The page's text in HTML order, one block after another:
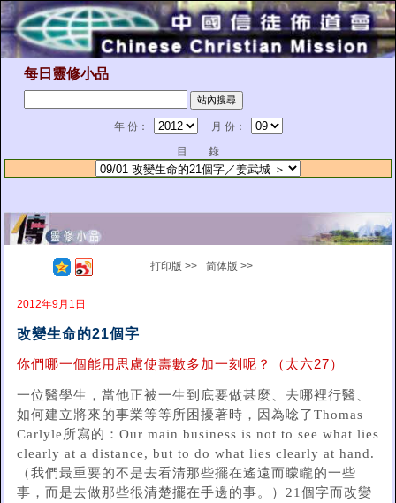
每日靈修小品
年 份：
月 份：
目 錄
打印版 >> 简体版 >>
2012年9月1日
改變生命的21個字
你們哪一個能用思慮使壽數多加一刻呢？（太六27）
一位醫學生，當他正被一生到底要做甚麼、去哪裡行醫、
如何建立將來的事業等等所困擾著時，因為唸了Thomas
Carlyle所寫的：Our main business is not to see what lies
clearly at a distance, but to do what lies clearly at hand.
（我們最重要的不是去看清那些擺在遙遠而矇矓的一些
事，而是去做那些很清楚擺在手邊的事。）21個字而改變